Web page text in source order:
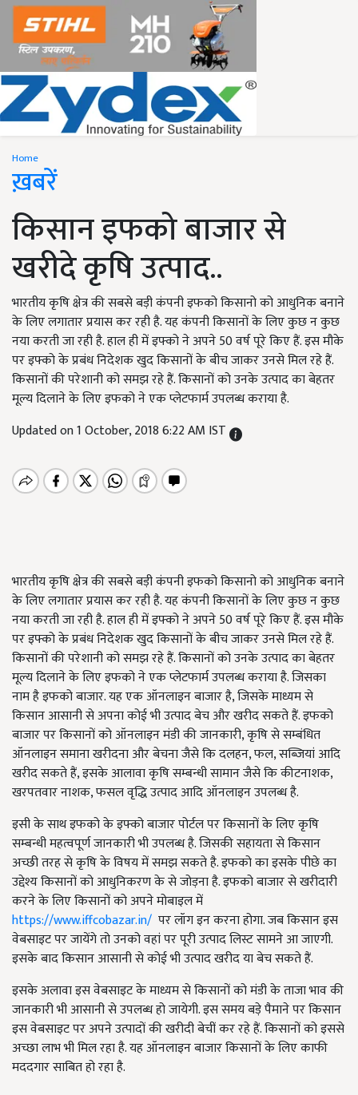
Home
ख़बरें
किसान इफको बाजार से
खरीदे कृषि उत्पाद..
भारतीय कृषि क्षेत्र की सबसे बड़ी कंपनी इफको किसानो को आधुनिक बनाने
के लिए लगातार प्रयास कर रही है. यह कंपनी किसानों के लिए कुछ न कुछ
नया करती जा रही है. हाल ही में इफ्को ने अपने 50 वर्ष पूरे किए हैं. इस मौके
पर इफ्को के प्रबंध निदेशक खुद किसानों के बीच जाकर उनसे मिल रहे हैं.
किसानों की परेशानी को समझ रहे हैं. किसानों को उनके उत्पाद का बेहतर
मूल्य दिलाने के लिए इफको ने एक प्लेटफार्म उपलब्ध कराया है.
Updated on 1 October, 2018 6:22 AM IST
भारतीय कृषि क्षेत्र की सबसे बड़ी कंपनी इफको किसानो को आधुनिक बनाने
के लिए लगातार प्रयास कर रही है. यह कंपनी किसानों के लिए कुछ न कुछ
नया करती जा रही है. हाल ही में इफ्को ने अपने 50 वर्ष पूरे किए हैं. इस मौके
पर इफ्को के प्रबंध निदेशक खुद किसानों के बीच जाकर उनसे मिल रहे हैं.
किसानों की परेशानी को समझ रहे हैं. किसानों को उनके उत्पाद का बेहतर
मूल्य दिलाने के लिए इफको ने एक प्लेटफार्म उपलब्ध कराया है. जिसका
नाम है इफको बाजार. यह एक ऑनलाइन बाजार है, जिसके माध्यम से
किसान आसानी से अपना कोई भी उत्पाद बेच और खरीद सकते हैं. इफको
बाजार पर किसानों को ऑनलाइन मंडी की जानकारी, कृषि से सम्बंधित
ऑनलाइन समाना खरीदना और बेचना जैसे कि दलहन, फल, सब्जियां आदि
खरीद सकते हैं, इसके आलावा कृषि सम्बन्धी सामान जैसे कि कीटनाशक,
खरपतवार नाशक, फसल वृद्धि उत्पाद आदि ऑनलाइन उपलब्ध है.
इसी के साथ इफको के इफ्को बाजार पोर्टल पर किसानों के लिए कृषि
सम्बन्धी महत्वपूर्ण जानकारी भी उपलब्ध है. जिसकी सहायता से किसान
अच्छी तरह से कृषि के विषय में समझ सकते है. इफको का इसके पीछे का
उद्देश्य किसानों को आधुनिकरण के से जोड़ना है. इफको बाजार से खरीदारी
करने के लिए किसानों को अपने मोबाइल में
https://www.iffcobazar.in/ पर लॉग इन करना होगा. जब किसान इस
वेबसाइट पर जायेंगे तो उनको वहां पर पूरी उत्पाद लिस्ट सामने आ जाएगी.
इसके बाद किसान आसानी से कोई भी उत्पाद खरीद या बेच सकते हैं.
इसके अलावा इस वेबसाइट के माध्यम से किसानों को मंडी के ताजा भाव की
जानकारी भी आसानी से उपलब्ध हो जायेगी. इस समय बड़े पैमाने पर किसान
इस वेबसाइट पर अपने उत्पादों की खरीदी बेचीं कर रहे हैं. किसानों को इससे
अच्छा लाभ भी मिल रहा है. यह ऑनलाइन बाजार किसानों के लिए काफी
मददगार साबित हो रहा है.